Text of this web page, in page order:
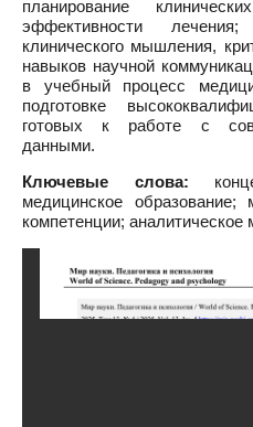
планирование
эффективности
клинического мышления,
навыков научной
в учебный процесс
подготовке
готовых к работе с
данными.
Ключевые слова:
медицинское образование;
компетенции;